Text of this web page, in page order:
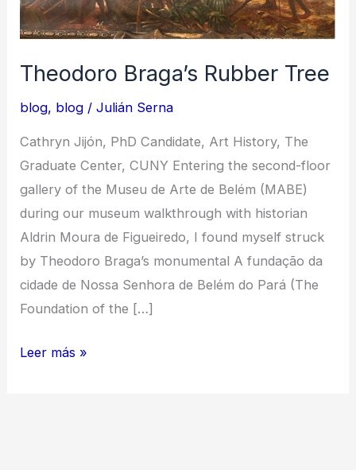
Theodoro Braga’s Rubber Tree
blog, blog /Julián Serna
Cathryn Jijón, PhD Candidate, Art History, The
Graduate Center, CUNY Entering the second-floor
gallery of the Museu de Arte de Belém (MABE)
during our museum walkthrough with historian
Aldrin Moura de Figueiredo, I found myself struck
by Theodoro Braga’s monumental A fundação da
cidade de Nossa Senhora de Belém do Pará (The
Foundation of the […]
Theodoro
Leer más »